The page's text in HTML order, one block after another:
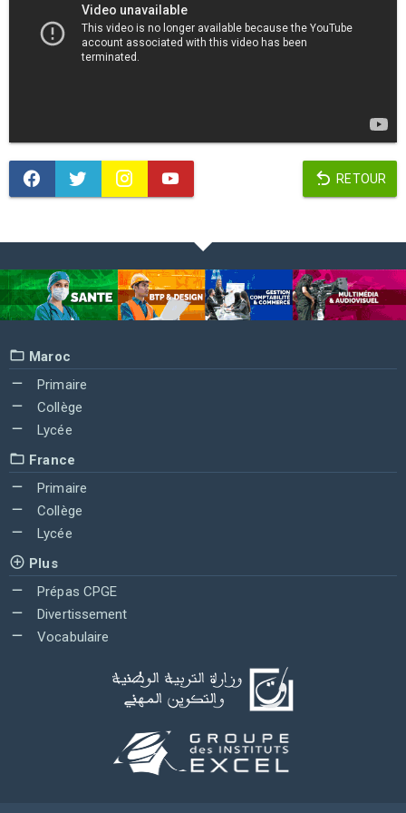
RETOUR
Maroc
Primaire
Collège
Lycée
France
Primaire
Collège
Lycée
Plus
Prépas CPGE
Divertissement
Vocabulaire